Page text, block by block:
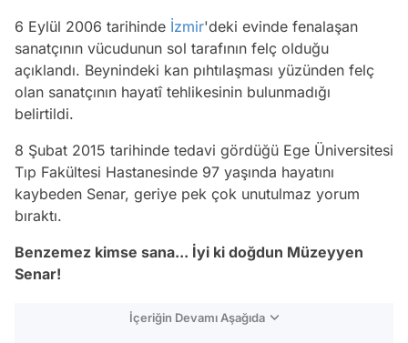
6 Eylül 2006 tarihinde İzmir'deki evinde fenalaşan
sanatçının vücudunun sol tarafının felç olduğu
açıklandı. Beynindeki kan pıhtılaşması yüzünden felç
olan sanatçının hayatî tehlikesinin bulunmadığı
belirtildi.
8 Şubat 2015 tarihinde tedavi gördüğü Ege Üniversitesi
Tıp Fakültesi Hastanesinde 97 yaşında hayatını
kaybeden Senar, geriye pek çok unutulmaz yorum
bıraktı.
Benzemez kimse sana... İyi ki doğdun Müzeyyen
Senar!
İçeriğin Devamı Aşağıda